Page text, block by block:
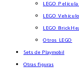
LEGO
LEGO
LEGO
Otros LEGO
Sets de Playmobil
Otras figuras